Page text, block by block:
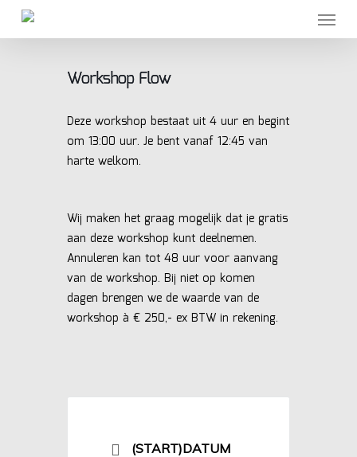
Skip
Menu
Workshop Flow
Deze workshop bestaat uit 4 uur en begint
om 13:00 uur. Je bent vanaf 12:45 van
harte welkom.
Wij maken het graag mogelijk dat je gratis
aan deze workshop kunt deelnemen.
Annuleren kan tot 48 uur voor aanvang
van de workshop. Bij niet op komen
dagen brengen we de waarde van de
workshop à € 250,- ex BTW in rekening.
(START)DATUM